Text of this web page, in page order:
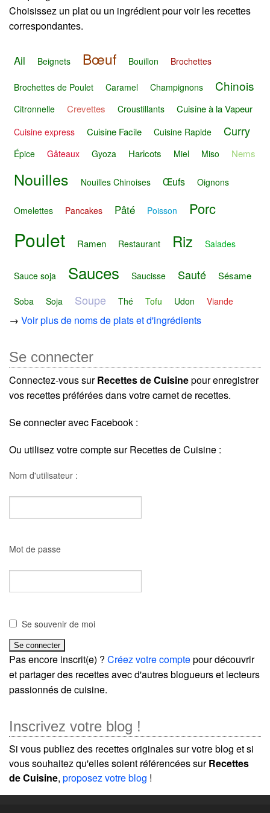
Choisissez un plat ou un ingrédient pour voir les recettes
correspondantes.
Ail Beignets Bœuf Bouillon Brochettes
Brochettes de Poulet Caramel Champignons Chinois
Citronnelle Crevettes Croustillants Cuisine à la Vapeur
Cuisine express Cuisine Facile Cuisine Rapide Curry
Épice Gâteaux Gyoza Haricots Miel Miso Nems
Nouilles Nouilles Chinoises Œufs Oignons
Omelettes Pancakes Pâté Poisson Porc
Poulet Ramen Restaurant Riz Salades
Sauce soja Sauces Saucisse Sauté Sésame
Soba Soja Soupe Thé Tofu Udon Viande
→ Voir plus de noms de plats et d'ingrédients
Se connecter
Connectez-vous surRecettes de Cuisinepour enregistrer
vos recettes préférées dans votre carnet de recettes.
Se connecter avec Facebook :
Ou utilisez votre compte sur Recettes de Cuisine :
Nom d'utilisateur :
Mot de passe
Se souvenir de moi
Pas encore inscrit(e) ? Créez votre comptepour découvrir
et partager des recettes avec d'autres blogueurs et lecteurs
passionnés de cuisine.
Inscrivez votre blog !
Si vous publiez des recettes originales sur votre blog et si
vous souhaitez qu'elles soient référencées surRecettes
de Cuisine, proposez votre blog !